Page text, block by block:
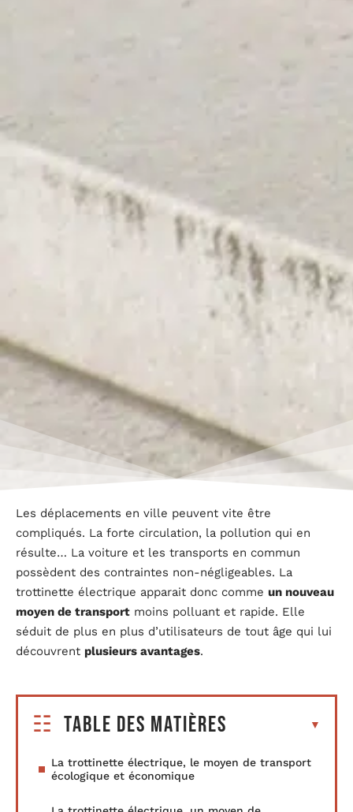
Les déplacements en ville peuvent vite être
compliqués. La forte circulation, la pollution qui en
résulte… La voiture et les transports en commun
possèdent des contraintes non-négligeables. La
trottinette électrique apparait donc comme un nouveau
moyen de transport moins polluant et rapide. Elle
séduit de plus en plus d’utilisateurs de tout âge qui lui
découvrent plusieurs avantages.
Table des matières
La trottinette électrique, le moyen de transport
écologique et économique